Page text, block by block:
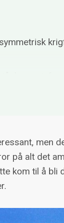
og
Lia. I tillegg er
men
på alt det
kom til å bli